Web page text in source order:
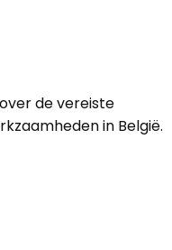
de vereiste
in België.